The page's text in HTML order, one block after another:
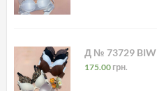
Д № 73729
175.00 грн.